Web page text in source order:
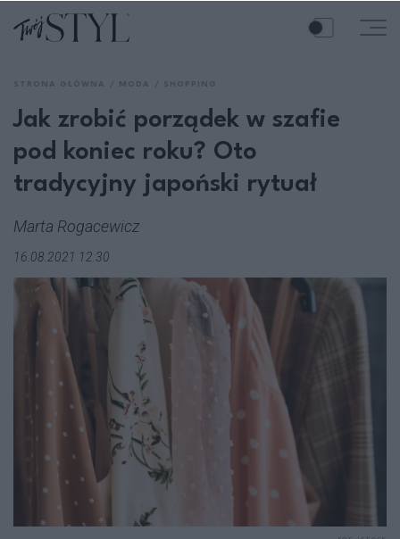
Jak zrobić porządek w szafie
pod koniec roku? Oto
tradycyjny japoński rytuał
Marta Rogacewicz
16.08.2021 12:30